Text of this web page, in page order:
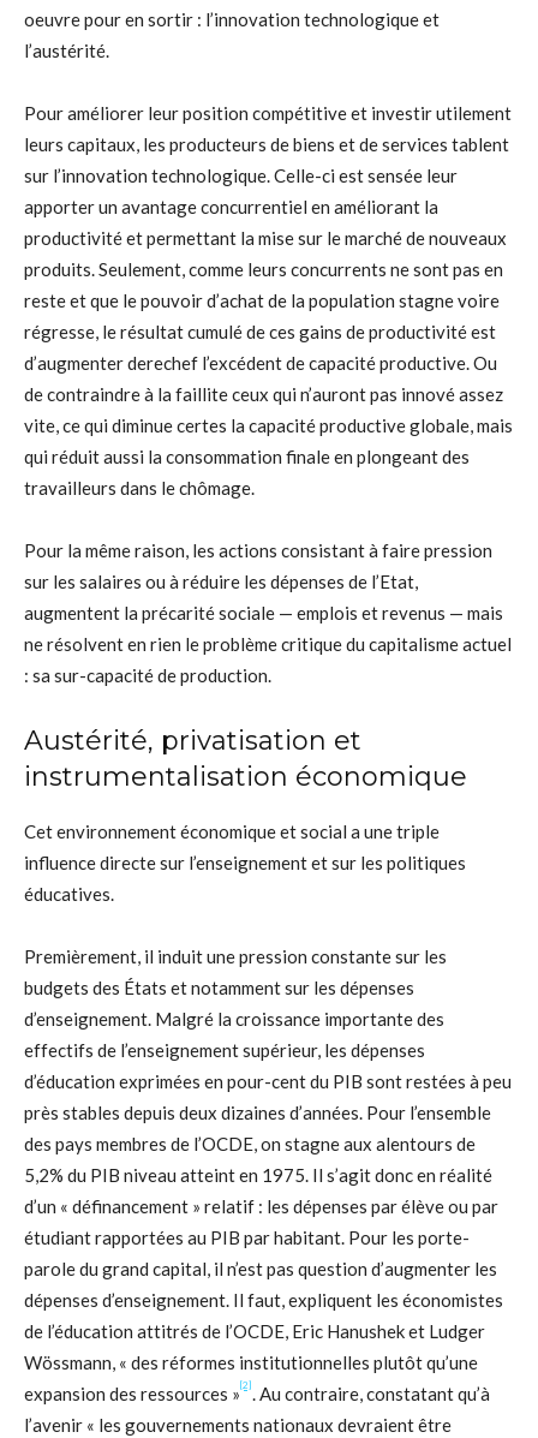
oeuvre pour en sortir : l’innovation technologique et
l’austérité.
Pour améliorer leur position compétitive et investir utilement
leurs capitaux, les producteurs de biens et de services tablent
sur l’innovation technologique. Celle-ci est sensée leur
apporter un avantage concurrentiel en améliorant la
productivité et permettant la mise sur le marché de nouveaux
produits. Seulement, comme leurs concurrents ne sont pas en
reste et que le pouvoir d’achat de la population stagne voire
régresse, le résultat cumulé de ces gains de productivité est
d’augmenter derechef l’excédent de capacité productive. Ou
de contraindre à la faillite ceux qui n’auront pas innové assez
vite, ce qui diminue certes la capacité productive globale, mais
qui réduit aussi la consommation finale en plongeant des
travailleurs dans le chômage.
Pour la même raison, les actions consistant à faire pression
sur les salaires ou à réduire les dépenses de l’Etat,
augmentent la précarité sociale — emplois et revenus — mais
ne résolvent en rien le problème critique du capitalisme actuel
: sa sur-capacité de production.
Austérité, privatisation et
instrumentalisation économique
Cet environnement économique et social a une triple
influence directe sur l’enseignement et sur les politiques
éducatives.
Premièrement, il induit une pression constante sur les
budgets des États et notamment sur les dépenses
d’enseignement. Malgré la croissance importante des
effectifs de l’enseignement supérieur, les dépenses
d’éducation exprimées en pour-cent du PIB sont restées à peu
près stables depuis deux dizaines d’années. Pour l’ensemble
des pays membres de l’OCDE, on stagne aux alentours de
5,2% du PIB niveau atteint en 1975. Il s’agit donc en réalité
d’un « définancement » relatif : les dépenses par élève ou par
étudiant rapportées au PIB par habitant. Pour les porte-
parole du grand capital, il n’est pas question d’augmenter les
dépenses d’enseignement. Il faut, expliquent les économistes
de l’éducation attitrés de l’OCDE, Eric Hanushek et Ludger
Wössmann, « des réformes institutionnelles plutôt qu’une
expansion des ressources »[2]. Au contraire, constatant qu’à
l’avenir « les gouvernements nationaux devraient être